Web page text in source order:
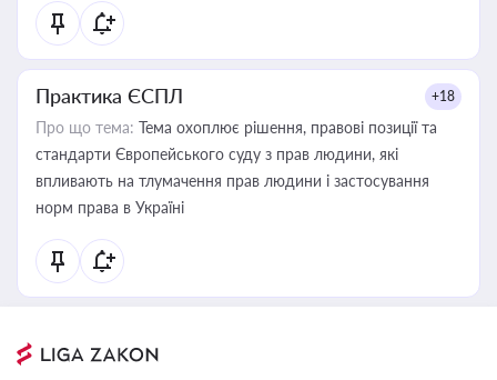
Практика ЄСПЛ +18
Про що тема: Тема охоплює рішення, правові позиції та
стандарти Європейського суду з прав людини, які
впливають на тлумачення прав людини і застосування
норм права в Україні